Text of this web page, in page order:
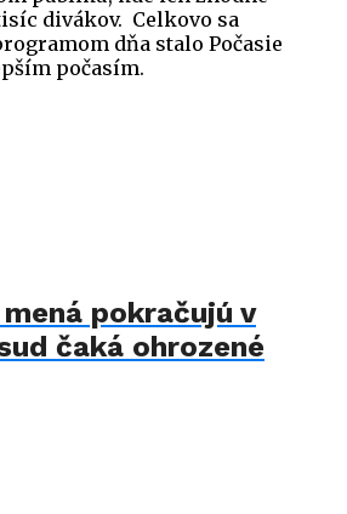
divákov. Celkovo sa
dňa stalo Počasie
počasím.
pokračujú v
čaká ohrozené